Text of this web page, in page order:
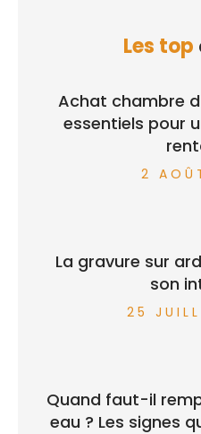
Les top
Achat chambre
essentiels pour
2
La gravure sur
son
25
Quand faut-il
eau ? Les signes